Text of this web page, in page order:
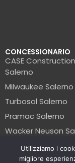
CONCESSIONARIO
CASE Construction
Salerno
Milwaukee Salerno
Turbosol Salerno
Pramac Salerno
Wacker Neuson
Clark Salerno
Utilizziamo i
migliore